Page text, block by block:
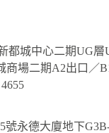
都城中心二期UG層
商場二期A2出口／
號永德大廈地下